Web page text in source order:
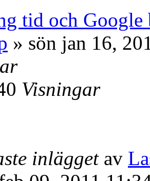
tid och Google
» sön jan 16,
Visningar
inlägget av